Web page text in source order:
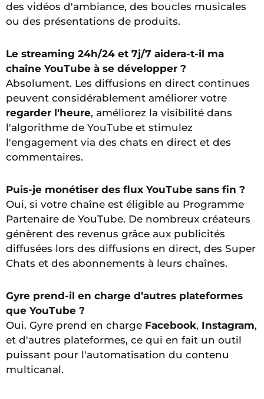
des vidéos d'ambiance, des boucles musicales
ou des présentations de produits.
Le streaming 24h/24 et 7j/7 aidera-t-il ma
chaîne YouTube à se développer ?
Absolument. Les diffusions en direct continues
peuvent considérablement améliorer votre
regarder l'heure, améliorez la visibilité dans
l'algorithme de YouTube et stimulez
l'engagement via des chats en direct et des
commentaires.
Puis-je monétiser des flux YouTube sans fin ?
Oui, si votre chaîne est éligible au Programme
Partenaire de YouTube. De nombreux créateurs
génèrent des revenus grâce aux publicités
diffusées lors des diffusions en direct, des Super
Chats et des abonnements à leurs chaînes.
Gyre prend-il en charge d’autres plateformes
que YouTube ?
Oui. Gyre prend en charge Facebook, Instagram,
et d'autres plateformes, ce qui en fait un outil
puissant pour l'automatisation du contenu
multicanal.